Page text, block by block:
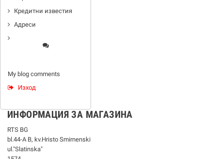
Кредитни известия
Адреси
My blog comments
Изход
ИНФОРМАЦИЯ ЗА МАГАЗИНА
RTS BG
bl.44-А В, kv.Hristo Smirnenski
ul."Slatinska"